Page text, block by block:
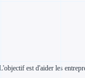
est d'aider les